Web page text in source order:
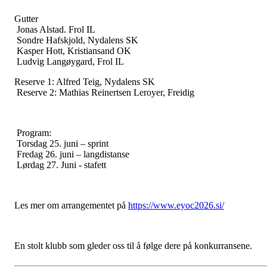
Gutter
Jonas Alstad. Frol IL
Sondre Hafskjold, Nydalens SK
Kasper Hott, Kristiansand OK
Ludvig Langøygard, Frol IL
Reserve 1: Alfred Teig, Nydalens SK
Reserve 2: Mathias Reinertsen Leroyer, Freidig
Program:
Torsdag 25. juni – sprint
Fredag 26. juni – langdistanse
Lørdag 27. Juni - stafett
Les mer om arrangementet på https://www.eyoc2026.si/
En stolt klubb som gleder oss til å følge dere på konkurransene.